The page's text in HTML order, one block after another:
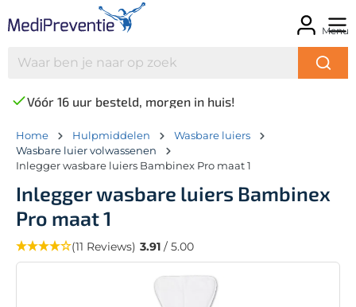
Menu
Vóór 16 uur besteld, morgen in huis!
Home Hulpmiddelen
Wasbare luiers
Wasbare luier volwassenen
Inlegger wasbare luiers Bambinex Pro maat 1
Inlegger wasbare luiers Bambinex
Pro maat 1
(11 Reviews) 3.91 / 5.00